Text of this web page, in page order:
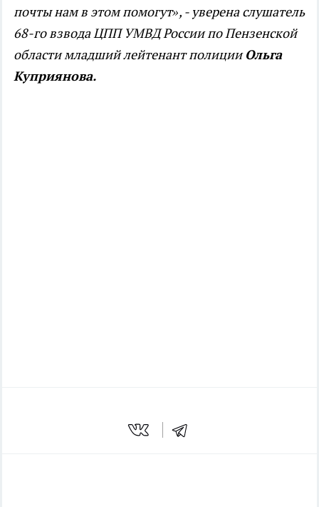
почты нам в этом помогут», - уверена слушатель
68-го взвода ЦПП УМВД России по Пензенской
области младший лейтенант полицииОльга
Куприянова.